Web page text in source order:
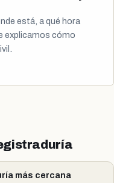
está, a qué hora
explicamos cómo
más cercana